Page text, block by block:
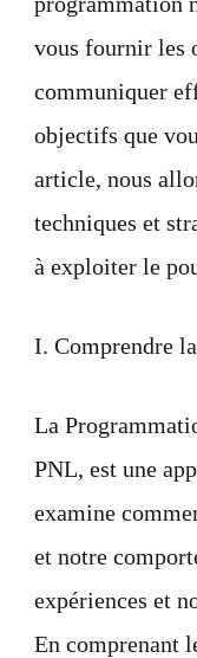
vous fournir les
communiquer
objectifs que
article, nous
techniques et
à exploiter le
I. Comprendre
La
PNL, est une
examine
et notre
expériences et
En comprenant